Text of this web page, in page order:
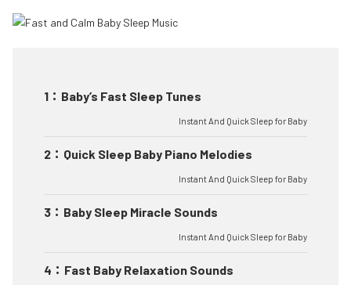
1 ： Baby’s Fast Sleep Tunes
Instant And Quick Sleep for Baby
2 ： Quick Sleep Baby Piano Melodies
Instant And Quick Sleep for Baby
3 ： Baby Sleep Miracle Sounds
Instant And Quick Sleep for Baby
4 ： Fast Baby Relaxation Sounds